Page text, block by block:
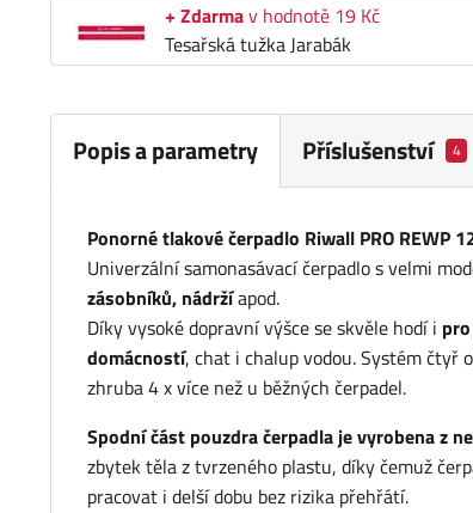
+ Zdarmav hodnotě 19 Kč
Tesařská tužka Jarabák
Popis a parametry Příslušenství 4
Ponorné tlakové čerpadlo Riwall PRO REWP
Univerzální samonasávací čerpadlo s velmi
zásobníků, nádržíapod.
Díky vysoké dopravní výšce se skvěle hodí i
domácností, chat i chalup vodou. Systém čtyř
zhruba 4 x více než u běžných čerpadel.
Spodní část pouzdra čerpadla je vyrobena z
zbytek těla z tvrzeného plastu, díky čemuž
pracovat i delší dobu bez rizika přehřátí.